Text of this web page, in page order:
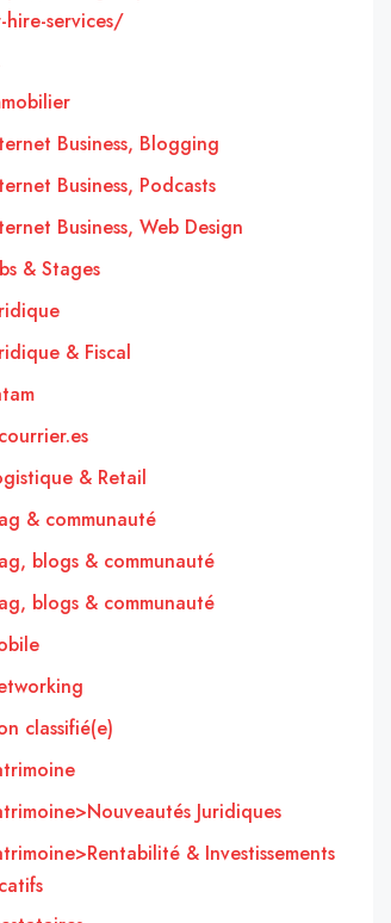
hire-services/
Business, Blogging
Business, Podcasts
Business, Web Design
& Stages
& Fiscal
& Retail
& communauté
blogs & communauté
blogs & communauté
classifié(e)
Juridiques
& Investissements